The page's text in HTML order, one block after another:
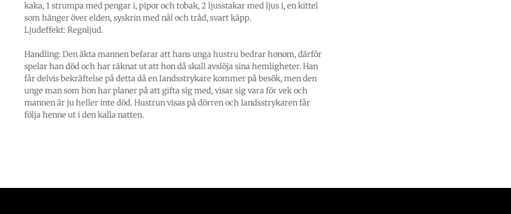
kaka, 1 strumpa med pengar i, pipor och tobak, 2 ljusstakar med ljus i, en kittel
som hänger över elden, syskrin med nål och tråd, svart käpp.
Ljudeffekt: Regnljud.
Handling: Den äkta mannen befarar att hans unga hustru bedrar honom, därför
spelar han död och har räknat ut att hon då skall avslöja sina hemligheter. Han
får delvis bekräftelse på detta då en Iandsstrykare kommer på besök, men den
unge man som hon har planer på att gifta sig med, visar sig vara för vek och
mannen är ju heller inte död. Hustrun visas på dörren och landsstrykaren får
följa henne ut i den kalla natten.